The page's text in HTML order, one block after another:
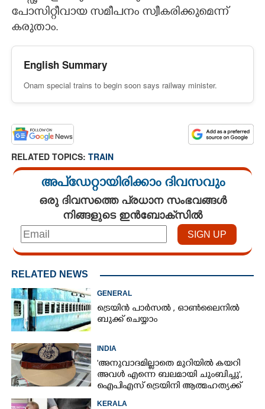
പോസിറ്റീവായ സമീപനം സ്വീകരിക്കുമെന്ന്
കരുതാം.
English Summary
Onam special trains to begin soon says railway minister.
RELATED TOPICS: TRAIN
അപ്ഡേറ്റായിരിക്കാം ദിവസവും
ഒരു ദിവസത്തെ പ്രധാന സംഭവങ്ങൾ
നിങ്ങളുടെ ഇൻബോക്സിൽ
RELATED NEWS
GENERAL
ട്രെയിൻ പാർസൽ , ഓൺലൈനിൽ
ബുക്ക് ചെയ്യാം
INDIA
'അനുവാദമില്ലാതെ മുറിയിൽ കയറി
അവൾ എന്നെ ബലമായി ചുംബിച്ചു',
ഐപിഎസ് ട്രെയിനി ആത്മഹത്യക്ക്
ശ്രമിച്ചു
KERALA